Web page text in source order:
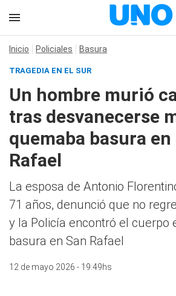
Inicio Policiales Basura
TRAGEDIA EN EL SUR
Un hombre murió
tras desvanecerse
quemaba basura en
Rafael
La esposa de Antonio
71 años, denunció que no
y la Policía encontró el cuerpo
basura en San Rafael
12 de mayo 2026 - 19:49hs